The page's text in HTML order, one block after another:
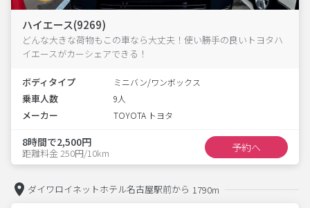
ハイエース(9269)
どんな大きな荷物もこの車なら大丈夫！使い勝手の良いトヨタハ
イエースがカーシェアできる！
ボディタイプ ミニバン/ワンボックス
乗車人数 9人
メーカー TOYOTA トヨタ
8時間で2,500円
距離料金 250円/10km 予約へ
ダイワロイネットホテル名古屋駅前から 1790m